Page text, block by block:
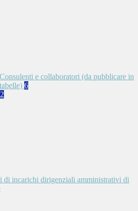
Consulenti e collaboratori (da pubblicare in
tabelle) 6
di incarichi dirigenziali amministrativi di